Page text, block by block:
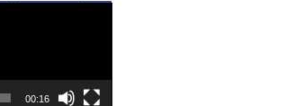
00:16